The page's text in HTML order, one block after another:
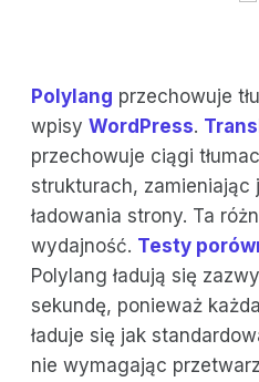
Polylang przechowuje
wpisy WordPress.
przechowuje ciągi
strukturach, zamieniając
ładowania strony. Ta
wydajność. Testy
Polylang ładują się
sekundę, ponieważ
ładuje się jak
nie wymagając